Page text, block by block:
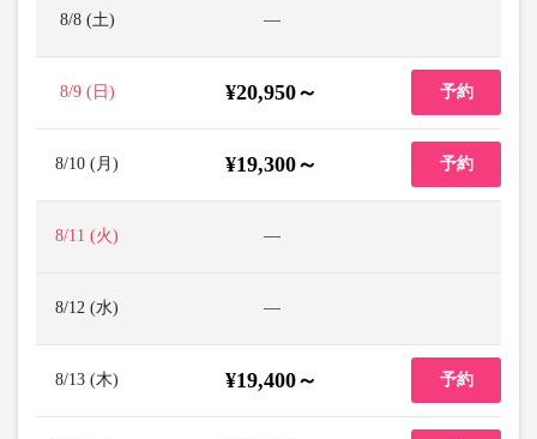
8/8 (土) ―
8/9 (日) ¥20,950～ 予約
8/10 (月) ¥19,300～ 予約
8/11 (火) ―
8/12 (水) ―
8/13 (木) ¥19,400～ 予約